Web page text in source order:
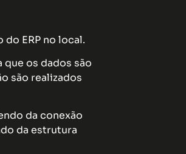
ERP no local.
que os dados são
são realizados
da conexão
da estrutura